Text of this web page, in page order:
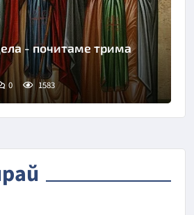
- почитаме трима
0 1583